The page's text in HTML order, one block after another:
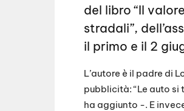
EMBED
del libro “Il
stradali”,
il primo e il 2
L’autore è il padre di
pubblicità: “Le auto si
ha aggiunto -. E